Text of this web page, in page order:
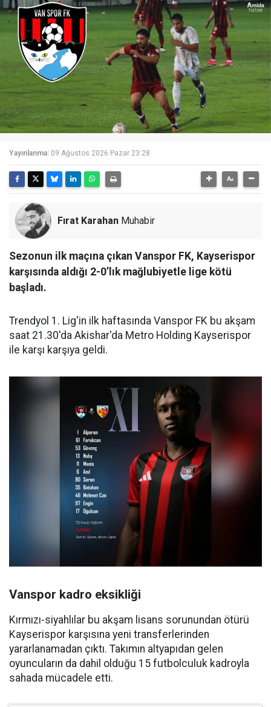
Yayınlanma: 09 Ağustos 2026 Pazar 23:28
Fırat Karahan Muhabir
Sezonun ilk maçına çıkan Vanspor FK, Kayserispor
karşısında aldığı 2-0’lık mağlubiyetle lige kötü
başladı.
Trendyol 1. Lig'in ilk haftasında Vanspor FK bu akşam
saat 21.30'da Akishar'da Metro Holding Kayserispor
ile karşı karşıya geldi.
Vanspor kadro eksikliği
Kırmızı-siyahlılar bu akşam lisans sorunundan ötürü
Kayserispor karşısına yeni transferlerinden
yararlanamadan çıktı. Takımın altyapıdan gelen
oyuncuların da dahil olduğu 15 futbolculuk kadroyla
sahada mücadele etti.